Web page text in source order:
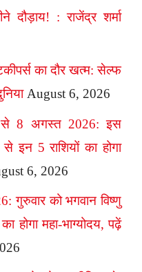
: राजेंद्र शर्मा
का दौर खत्म: सेल्फ
August 6, 2026
से 8 अगस्त 2026: इस
इन 5 राशियों का होगा
6, 2026
को भगवान विष्णु
होगा महा-भाग्योदय, पढ़ें